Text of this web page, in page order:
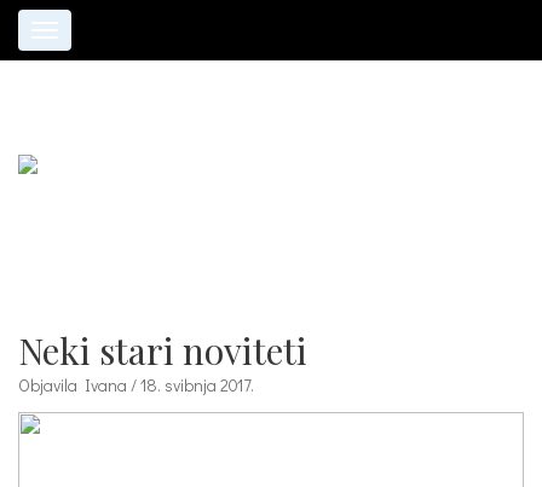
Toggle
Neki stari noviteti
Objavila Ivana / 18. svibnja 2017.